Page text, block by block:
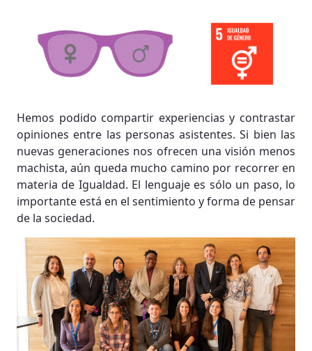
Hemos podido compartir experiencias y contrastar
opiniones entre las personas asistentes. Si bien las
nuevas generaciones nos ofrecen una visión menos
machista, aún queda mucho camino por recorrer en
materia de Igualdad. El lenguaje es sólo un paso, lo
importante está en el sentimiento y forma de pensar
de la sociedad.